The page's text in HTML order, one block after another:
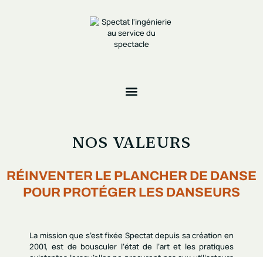
NOS VALEURS
RÉINVENTER LE PLANCHER DE DANSE
POUR PROTÉGER LES DANSEURS
La mission que s’est fixée Spectat depuis sa création en
2001, est de bousculer l’état de l’art et les pratiques